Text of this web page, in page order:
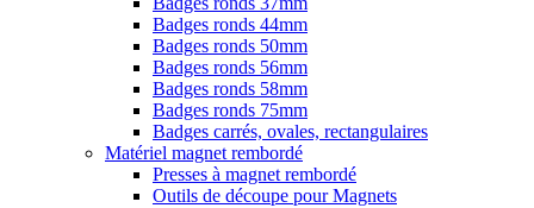
Badges ronds 44mm
Badges ronds 50mm
Badges ronds 56mm
Badges ronds 58mm
Badges ronds 75mm
Badges carrés, ovales, rectangulaires
Matériel magnet rembordé
Presses à magnet rembordé
Outils de découpe pour Magnets